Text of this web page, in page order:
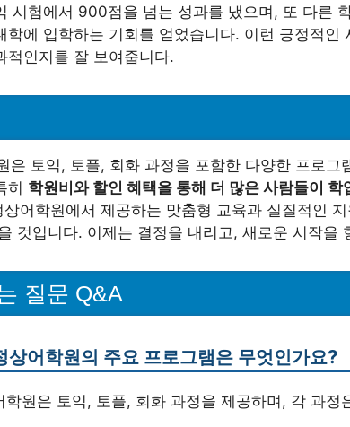
시험에서 900점을 넘는 성과를 냈으며, 또 다른
학에 입학하는 기회를 얻었습니다. 이런 긍정적인
적인지를 잘 보여줍니다.
은 토익, 토플, 회화 과정을 포함한 다양한 프로그
히 학원비와 할인 혜택을 통해 더 많은 사람들이
상어학원에서 제공하는 맞춤형 교육과 실질적인
것입니다. 이제는 결정을 내리고, 새로운 시작을
질문 Q&A
상어학원의 주요 프로그램은 무엇인가요?
학원은 토익, 토플, 회화 과정을 제공하며, 각 과정